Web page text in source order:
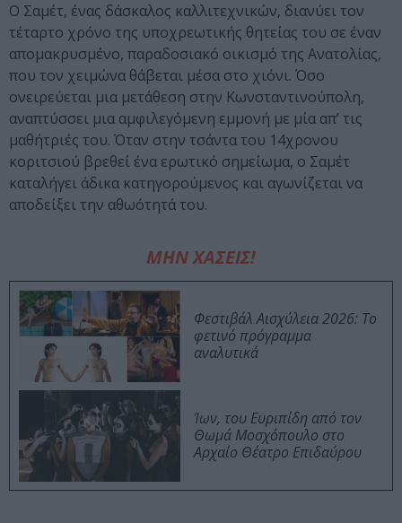
Ο Σαμέτ, ένας δάσκαλος καλλιτεχνικών, διανύει τον
τέταρτο χρόνο της υποχρεωτικής θητείας του σε έναν
απομακρυσμένο, παραδοσιακό οικισμό της Ανατολίας,
που τον χειμώνα θάβεται μέσα στο χιόνι. Όσο
ονειρεύεται μια μετάθεση στην Κωνσταντινούπολη,
αναπτύσσει μια αμφιλεγόμενη εμμονή με μία απ’ τις
μαθήτριές του. Όταν στην τσάντα του 14χρονου
κοριτσιού βρεθεί ένα ερωτικό σημείωμα, ο Σαμέτ
καταλήγει άδικα κατηγορούμενος και αγωνίζεται να
αποδείξει την αθωότητά του.
ΜΗΝ ΧΑΣΕΙΣ!
Φεστιβάλ Αισχύλεια 2026: Το
φετινό πρόγραμμα
αναλυτικά
Ίων, του Ευριπίδη από τον
Θωμά Μοσχόπουλο στο
Αρχαίο Θέατρο Επιδαύρου